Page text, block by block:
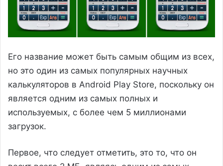
Его название может быть самым общим из всех,
но это один из самых популярных научных
калькуляторов в Android Play Store, поскольку он
является одним из самых полных и
используемых, с более чем 5 миллионами
загрузок.
Первое, что следует отметить, это то, что он